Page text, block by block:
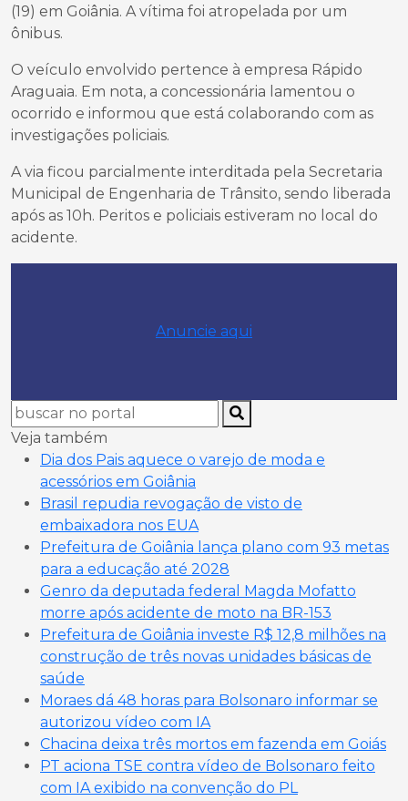
(19) em Goiânia. A vítima foi atropelada por um
ônibus.
O veículo envolvido pertence à empresa Rápido
Araguaia. Em nota, a concessionária lamentou o
ocorrido e informou que está colaborando com as
investigações policiais.
A via ficou parcialmente interditada pela Secretaria
Municipal de Engenharia de Trânsito, sendo liberada
após as 10h. Peritos e policiais estiveram no local do
acidente.
Anuncie aqui
Veja também
Dia dos Pais aquece o varejo de moda e
acessórios em Goiânia
Brasil repudia revogação de visto de
embaixadora nos EUA
Prefeitura de Goiânia lança plano com 93 metas
para a educação até 2028
Genro da deputada federal Magda Mofatto
morre após acidente de moto na BR-153
Prefeitura de Goiânia investe R$ 12,8 milhões na
construção de três novas unidades básicas de
saúde
Moraes dá 48 horas para Bolsonaro informar se
autorizou vídeo com IA
Chacina deixa três mortos em fazenda em Goiás
PT aciona TSE contra vídeo de Bolsonaro feito
com IA exibido na convenção do PL